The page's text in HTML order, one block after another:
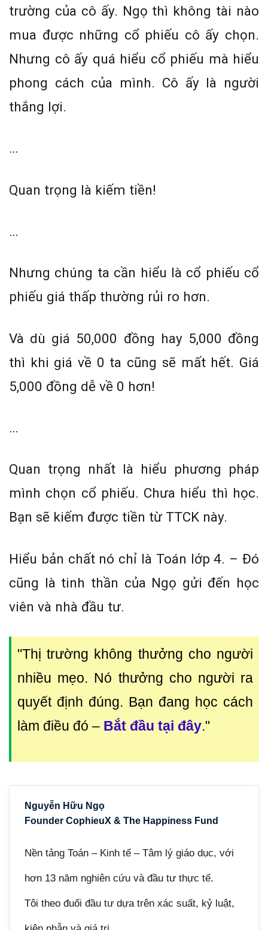
trường của cô ấy. Ngọ thì không tài nào
mua được những cổ phiếu cô ấy chọn.
Nhưng cô ấy quá hiểu cổ phiếu mà hiểu
phong cách của mình. Cô ấy là người
thắng lợi.
…
Quan trọng là kiếm tiền!
…
Nhưng chúng ta cần hiểu là cổ phiếu cổ
phiếu giá thấp thường rủi ro hơn.
Và dù giá 50,000 đồng hay 5,000 đồng
thì khi giá về 0 ta cũng sẽ mất hết. Giá
5,000 đồng dễ về 0 hơn!
…
Quan trọng nhất là hiểu phương pháp
mình chọn cổ phiếu. Chưa hiểu thì học.
Bạn sẽ kiếm được tiền từ TTCK này.
Hiểu bản chất nó chỉ là Toán lớp 4. – Đó
cũng là tinh thần của Ngọ gửi đến học
viên và nhà đầu tư.
"Thị trường không thưởng cho người
nhiều mẹo. Nó thưởng cho người ra
quyết định đúng. Bạn đang học cách
làm điều đó – Bắt đầu tại đây."
Nguyễn Hữu Ngọ
Founder CophieuX & The Happiness Fund
Nền tảng Toán – Kinh tế – Tâm lý giáo dục, với
hơn 13 năm nghiên cứu và đầu tư thực tế.
Tôi theo đuổi đầu tư dựa trên xác suất, kỷ luật,